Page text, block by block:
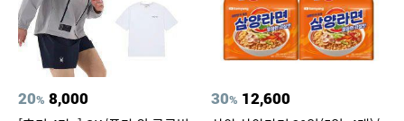
20% 8,000 30% 12,600